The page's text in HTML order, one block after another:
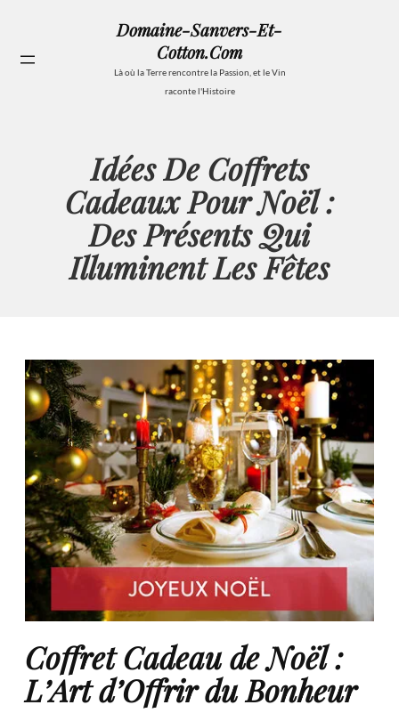
contenu
Domaine-Sanvers-Et-
Cotton.com
Là où la Terre rencontre la Passion, et le Vin
raconte l'Histoire
Idées De Coffrets
Cadeaux Pour Noël :
Des Présents Qui
Illuminent Les Fêtes
Coffret Cadeau de Noël :
L’Art d’Offrir du Bonheur